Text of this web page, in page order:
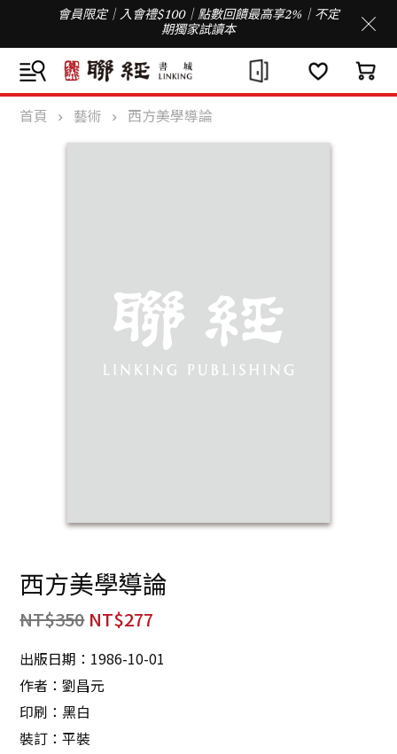
會員限定｜入會禮$100｜點數回饋最高享2%｜不定
期獨家試讀本
首頁 藝術 西方美學導論
西方美學導論
NT$350 NT$277
出版日期：1986-10-01
作者：劉昌元
印刷：黑白
裝訂：平裝